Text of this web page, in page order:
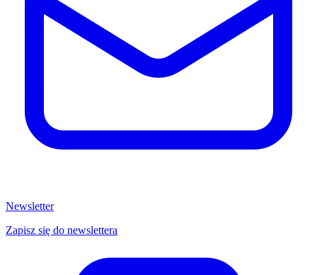
Newsletter
Zapisz się do newslettera